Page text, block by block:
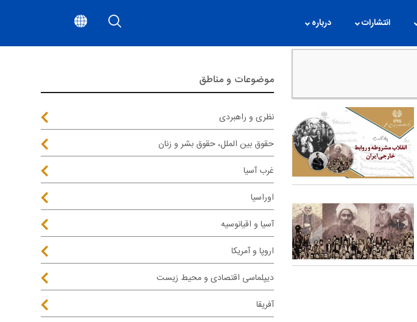
انتشارات درباره
موضوعات و مناطق
نظری و راهبردی
حقوق بین الملل، حقوق بشر و زنان
غرب آسیا
اوراسیا
آسیا و اقیانوسیه
اروپا و آمریکا
دیپلماسی اقتصادی و محیط زیست
آفریقا